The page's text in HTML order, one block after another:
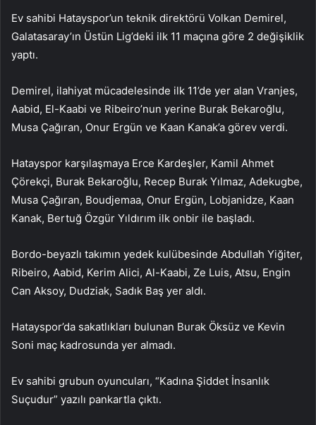
Ev sahibi Hatayspor’un teknik direktörü Volkan Demirel,
Galatasaray’ın Üstün Lig’deki ilk 11 maçına göre 2 değişiklik
yaptı.
Demirel, ilahiyat mücadelesinde ilk 11’de yer alan Vranjes,
Aabid, El-Kaabi ve Ribeiro’nun yerine Burak Bekaroğlu,
Musa Çağıran, Onur Ergün ve Kaan Kanak’a görev verdi.
Hatayspor karşılaşmaya Erce Kardeşler, Kamil Ahmet
Çörekçi, Burak Bekaroğlu, Recep Burak Yılmaz, Adekugbe,
Musa Çağıran, Boudjemaa, Onur Ergün, Lobjanidze, Kaan
Kanak, Bertuğ Özgür Yıldırım ilk onbir ile başladı.
Bordo-beyazlı takımın yedek kulübesinde Abdullah Yiğiter,
Ribeiro, Aabid, Kerim Alici, Al-Kaabi, Ze Luis, Atsu, Engin
Can Aksoy, Dudziak, Sadık Baş yer aldı.
Hatayspor’da sakatlıkları bulunan Burak Öksüz ve Kevin
Soni maç kadrosunda yer almadı.
Ev sahibi grubun oyuncuları, “Kadına Şiddet İnsanlık
Suçudur” yazılı pankartla çıktı.